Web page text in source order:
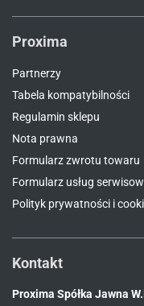
Proxima
Partnerzy
Tabela kompatybilności
Regulamin sklepu
Nota prawna
Formularz zwrotu towaru
Formularz usług
Polityk prywatności i
Kontakt
Proxima Spółka Jawna